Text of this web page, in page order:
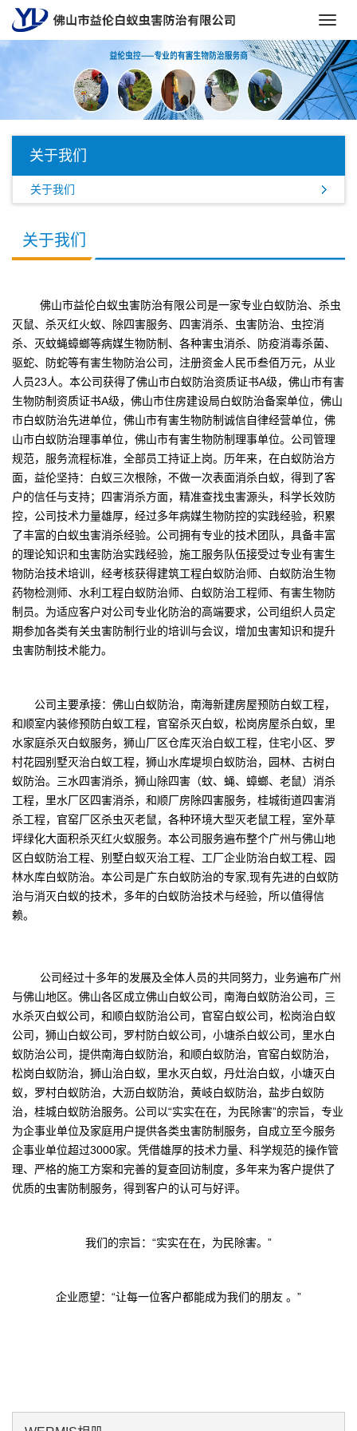
关于我们
关于我们
关于我们
佛山市益伦白蚁虫害防治有限公司是一家专业白蚁防治、杀虫
灭鼠、杀灭红火蚁、除四害服务、四害消杀、虫害防治、虫控消
杀、灭蚊蝇蟑螂等病媒生物防制、各种害虫消杀、防疫消毒杀菌、
驱蛇、防蛇等有害生物防治公司，注册资金人民币叁佰万元，从业
人员23人。本公司获得了佛山市白蚁防治资质证书A级，佛山市有害
生物防制资质证书A级，佛山市住房建设局白蚁防治备案单位，佛山
市白蚁防治先进单位，佛山市有害生物防制诚信自律经营单位，佛
山市白蚁防治理事单位，佛山市有害生物防制理事单位。公司管理
规范，服务流程标准，全部员工持证上岗。历年来，在白蚁防治方
面，益伦坚持：白蚁三次根除，不做一次表面消杀白蚁，得到了客
户的信任与支持；四害消杀方面，精准查找虫害源头，科学长效防
控，公司技术力量雄厚，经过多年病媒生物防控的实践经验，积累
了丰富的白蚁虫害消杀经验。公司拥有专业的技术团队，具备丰富
的理论知识和虫害防治实践经验，施工服务队伍接受过专业有害生
物防治技术培训，经考核获得建筑工程白蚁防治师、白蚁防治生物
药物检测师、水利工程白蚁防治师、白蚁防治工程师、有害生物防
制员。为适应客户对公司专业化防治的高端要求，公司组织人员定
期参加各类有关虫害防制行业的培训与会议，增加虫害知识和提升
虫害防制技术能力。
公司主要承接：佛山白蚁防治，南海新建房屋预防白蚁工程，
和顺室内装修预防白蚁工程，官窑杀灭白蚁，松岗房屋杀白蚁，里
水家庭杀灭白蚁服务，狮山厂区仓库灭治白蚁工程，住宅小区、罗
村花园别墅灭治白蚁工程，狮山水库堤坝白蚁防治，园林、古树白
蚁防治。三水四害消杀，狮山除四害（蚊、蝇、蟑螂、老鼠）消杀
工程，里水厂区四害消杀，和顺厂房除四害服务，桂城街道四害消
杀工程，官窑厂区杀虫灭老鼠，各种环境大型灭老鼠工程，室外草
坪绿化大面积杀灭红火蚁服务。本公司服务遍布整个广州与佛山地
区白蚁防治工程、别墅白蚁灭治工程、工厂企业防治白蚁工程、园
林水库白蚁防治。本公司是广东白蚁防治的专家 ,现有先进的白蚁防
治与消灭白蚁的技术，多年的白蚁防治技术与经验，所以值得信
赖。
公司经过十多年的发展及全体人员的共同努力，业务遍布广州
与佛山地区。佛山各区成立佛山白蚁公司，南海白蚁防治公司，三
水杀灭白蚁公司，和顺白蚁防治公司，官窑白蚁公司，松岗治白蚁
公司，狮山白蚁公司，罗村防白蚁公司，小塘杀白蚁公司，里水白
蚁防治公司，提供南海白蚁防治，和顺白蚁防治，官窑白蚁防治，
松岗白蚁防治，狮山治白蚁，里水灭白蚁，丹灶治白蚁，小塘灭白
蚁，罗村白蚁防治，大沥白蚁防治，黄岐白蚁防治，盐步白蚁防
治，桂城白蚁防治服务。 公司以“实实在在，为民除害”的宗旨，专业
为企事业单位及家庭用户提供各类虫害防制服务，自成立至今服务
企事业单位超过3000家。凭借雄厚的技术力量、科学规范的操作管
理、严格的施工方案和完善的复查回访制度，多年来为客户提供了
优质的虫害防制服务，得到客户的认可与好评。
我们的宗旨： “实实在在，为民除害。”
企业愿望： “让每一位客户都能成为我们的朋友 。”